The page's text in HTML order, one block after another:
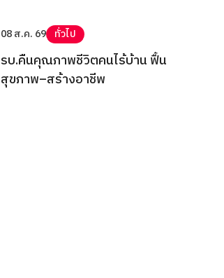
08 ส.ค. 69 ทั่วไป
รบ.คืนคุณภาพชีวิตคนไร้บ้าน ฟื้น
สุขภาพ–สร้างอาชีพ